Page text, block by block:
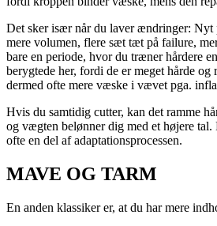
Det sker især når du laver ændringer: Nyt
mere volumen, flere sæt tæt på failure,
bare en periode, hvor du træner hårdere
berygtede her, fordi de er meget hårde
dermed ofte mere væske i vævet pga.
Hvis du samtidig cutter, kan det ramme
og vægten belønner dig med et højere
ofte en del af adaptationsprocessen.
MAVE OG TARM
En anden klassiker er, at du har mere